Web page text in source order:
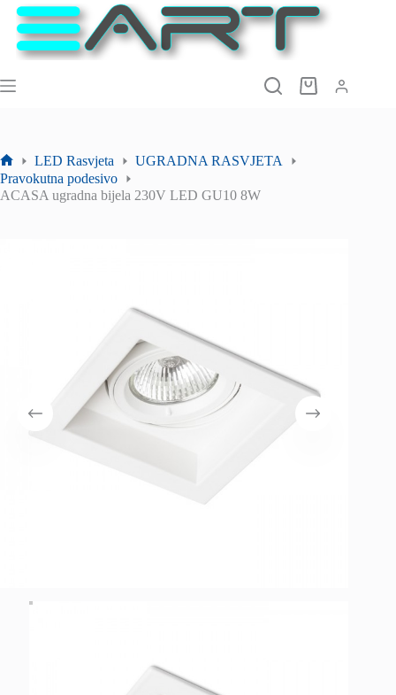
Preskoči
sadržaj
Košarica
Početna
stranica
LED Rasvjeta
UGRADNA RASVJETA
Pravokutna podesivo
ACASA ugradna bijela 230V LED GU10 8W